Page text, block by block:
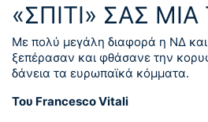
«ΣΠΙΤΙ» ΣΑΣ
Με πολύ μεγάλη διαφορά η ΝΔ
ξεπέρασαν και φθάσανε την
δάνεια τα ευρωπαϊκά κόμματα.
Του Francesco Vitali